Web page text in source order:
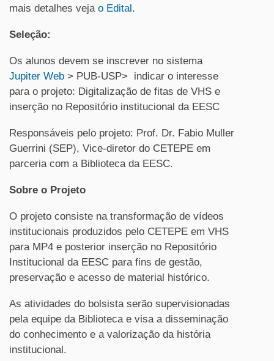
mais detalhes veja o Edital.
Seleção:
Os alunos devem se inscrever no sistema
Jupiter Web > PUB-USP> indicar o interesse
para o projeto: Digitalização de fitas de VHS e
inserção no Repositório institucional da EESC
Responsáveis pelo projeto: Prof. Dr. Fabio Muller
Guerrini (SEP), Vice-diretor do CETEPE em
parceria com a Biblioteca da EESC.
Sobre o Projeto
O projeto consiste na transformação de vídeos
institucionais produzidos pelo CETEPE em VHS
para MP4 e posterior inserção no Repositório
Institucional da EESC para fins de gestão,
preservação e acesso de material histórico.
As atividades do bolsista serão supervisionadas
pela equipe da Biblioteca e visa a disseminação
do conhecimento e a valorização da história
institucional.